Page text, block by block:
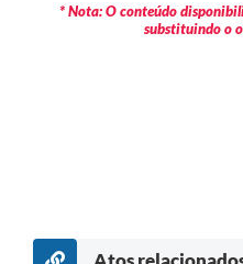
* Nota: O conteúdo
substituindo o